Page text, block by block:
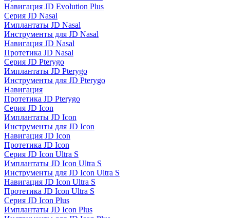
Навигация JD Evolution Plus
Серия JD Nasal
Имплантаты JD Nasal
Инструменты для JD Nasal
Навигация JD Nasal
Протетика JD Nasal
Серия JD Pterygo
Имплантаты JD Pterygo
Инструменты для JD Pterygo
Навигация
Протетика JD Pterygo
Серия JD Icon
Имплантаты JD Icon
Инструменты для JD Icon
Навигация JD Icon
Протетика JD Icon
Серия JD Icon Ultra S
Имплантаты JD Icon Ultra S
Инструменты для JD Icon Ultra S
Навигация JD Icon Ultra S
Протетика JD Icon Ultra S
Серия JD Icon Plus
Имплантаты JD Icon Plus